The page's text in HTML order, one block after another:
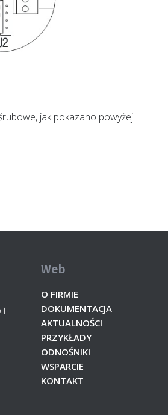
jak pokazano powyżej.
i
Web
O FIRMIE
DOKUMENTACJA
AKTUALNOŚCI
PRZYKŁADY
ODNOŚNIKI
WSPARCIE
KONTAKT